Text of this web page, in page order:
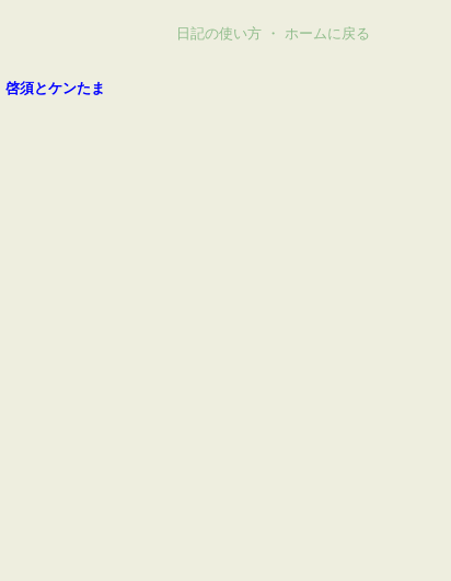
日記の使い方 ・ ホームに戻る
啓須とケンたま